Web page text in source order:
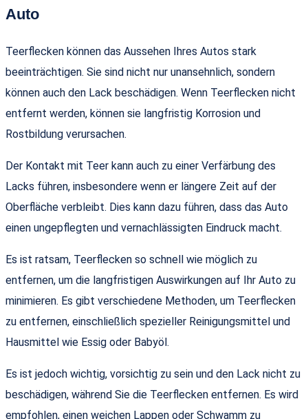
Auto
Teerflecken können das Aussehen Ihres Autos stark
beeinträchtigen. Sie sind nicht nur unansehnlich, sondern
können auch den Lack beschädigen. Wenn Teerflecken nicht
entfernt werden, können sie langfristig Korrosion und
Rostbildung verursachen.
Der Kontakt mit Teer kann auch zu einer Verfärbung des
Lacks führen, insbesondere wenn er längere Zeit auf der
Oberfläche verbleibt. Dies kann dazu führen, dass das Auto
einen ungepflegten und vernachlässigten Eindruck macht.
Es ist ratsam, Teerflecken so schnell wie möglich zu
entfernen, um die langfristigen Auswirkungen auf Ihr Auto zu
minimieren. Es gibt verschiedene Methoden, um Teerflecken
zu entfernen, einschließlich spezieller Reinigungsmittel und
Hausmittel wie Essig oder Babyöl.
Es ist jedoch wichtig, vorsichtig zu sein und den Lack nicht zu
beschädigen, während Sie die Teerflecken entfernen. Es wird
empfohlen, einen weichen Lappen oder Schwamm zu